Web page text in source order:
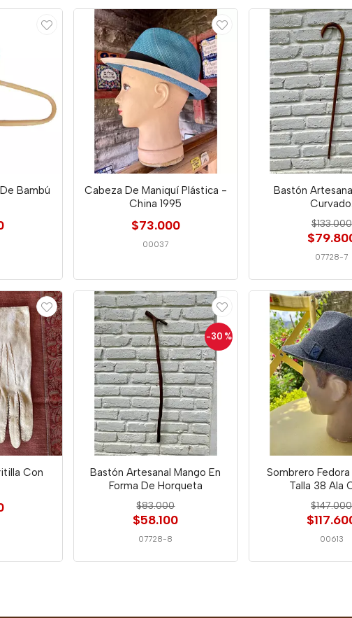
Bambú
Cabeza De Maniquí Plástica -
China 1995
$73.000
00037
Bastón
Curvado.
$133.000
07728-7
Con
-30 %
Bastón Artesanal Mango En
Forma De Horqueta
$83.000
$58.100
07728-8
Sombrero
Talla 38 Ala
$147.000
00613